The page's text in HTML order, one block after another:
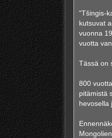
"Tšingis-
kutsuvat
vuonna
vuotta
Tässä on
800
pitämistä
hevosella